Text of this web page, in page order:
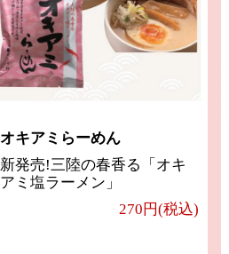
オキアミらーめん
新発売!三陸の春香る「オキ
アミ塩ラーメン」
270円(税込)